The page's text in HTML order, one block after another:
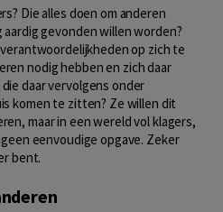
Die alles doen om anderen
gevonden willen worden?
op zich te
nodig hebben en zich daar
daar vervolgens onder
komen te zitten? Ze willen dit
maar in een wereld vol klagers,
eenvoudige opgave. Zeker
bent.